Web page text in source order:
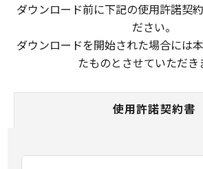
ダウンロード前に下記の使用許諾契
ださい。
ダウンロードを開始された場合には
たものとさせていただき
使用許諾契約書